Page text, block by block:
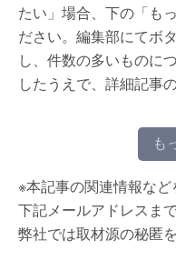
たい」場合、下の「も
ださい。編集部にてボ
し、件数の多いものに
したうえで、詳細記事
も
※本記事の関連情報な
下記メールアドレスま
弊社では取材源の秘匿